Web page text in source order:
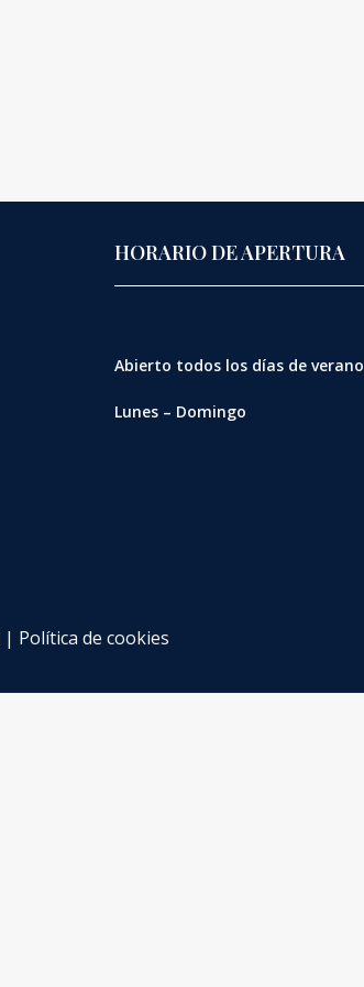
HORARIO DE APERTURA
Abierto todos los días de verano
Lunes – Domingo
| Política de cookies